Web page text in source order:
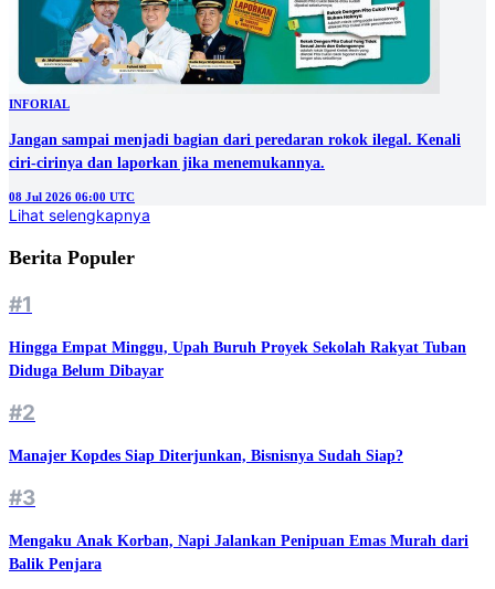
INFORIAL
Jangan sampai menjadi bagian dari peredaran rokok ilegal. Kenali
ciri-cirinya dan laporkan jika menemukannya.
08 Jul 2026 06:00 UTC
Lihat selengkapnya
Berita Populer
#1
Hingga Empat Minggu, Upah Buruh Proyek Sekolah Rakyat Tuban
Diduga Belum Dibayar
#2
Manajer Kopdes Siap Diterjunkan, Bisnisnya Sudah Siap?
#3
Mengaku Anak Korban, Napi Jalankan Penipuan Emas Murah dari
Balik Penjara